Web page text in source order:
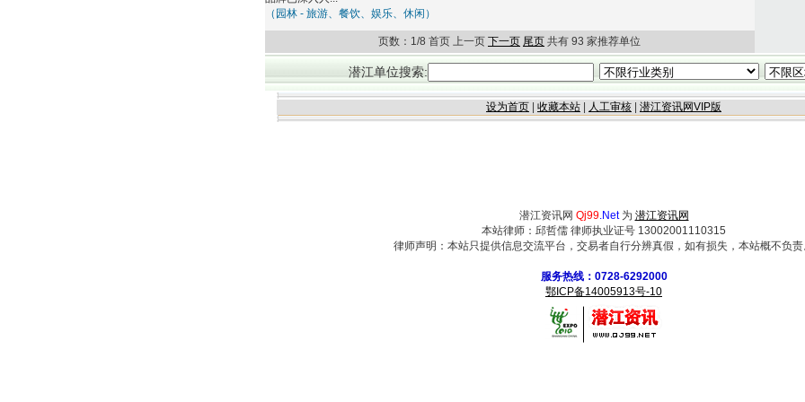
（园林 - 旅游、餐饮、娱乐、休闲）
页数：1/8 首页 上一页 下一页 尾页 共有 93 家推荐单位
潜江单位搜索:
设为首页 收藏本站 人工审核 潜江资讯网VIP版
潜江资讯网 Qj99.Net为 潜江资讯网
本站律师：邱哲儒 律师执业证号 13002001110315
律师声明：本站只提供信息交流平台，交易者自行分辨真假，如有损失，本站概不负
服务热线：0728-6292000
鄂ICP备14005913号-10